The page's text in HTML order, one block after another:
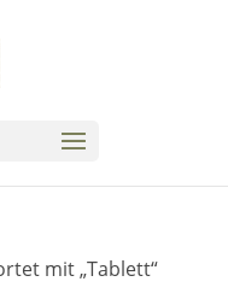
mit „Tablett“